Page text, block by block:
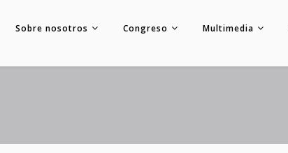
Sobre nosotros Congreso Multimedia